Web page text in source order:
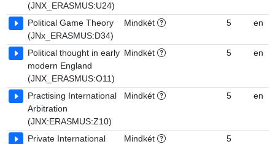
(JNX_ERASMUS:U24)
Political Game Theory
(JNx_ERASMUS:D34)
Mindkét 5 en
Political thought in early
modern England
(JNX_ERASMUS:O11)
Mindkét 5 en
Practising International
Arbitration
(JNX:ERASMUS:Z10)
Mindkét 5 en
Private International
Mindkét 5